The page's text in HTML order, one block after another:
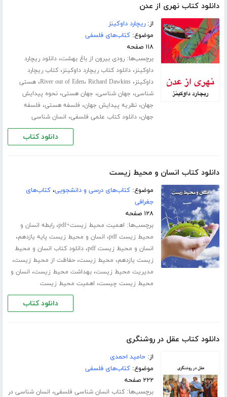
دانلود کتاب نهری از عدن
از:ریچارد داوکینز
موضوع:کتاب‌های فلسفی
۱۱۸ صفحه
برچسب‌ها:رودی بیرون از باغ بهشت،دانلود ریچارد
داوکینز،دانلود کتاب ریچارد داوکینز،کتاب ریچارد
داوکینز، River out of Eden، Richard Dawkins ،هستی
شناسی، جهان شناسی، جهان هستی،نحوه پیدایش
جهان،نظریه پیدایش جهان، فلسفه هستی، فلسفه
جهان،دانلود کتاب علمی فلسفی، انسان شناسی
دانلود کتاب
دانلود کتاب انسان و محیط زیست
موضوع:کتاب‌های درسی و دانشجویی،کتاب‌های
جغرافی
۱۲۸ صفحه
برچسب‌ها: اهمیت محیط زیست+pdf ،رابطه انسان و
محیط زیست pdf
، انسان و محیط زیست پایه یازدهم،
انسان و محیط زیست pdf ،دانلود کتاب انسان و محیط
زیست یازدهم، محیط زیست،حفاظت از محیط زیست،
مدیریت محیط زیست،بهداشت محیط زیست، انسان و
محیط زیست چیست، اهمیت محیط زیست
دانلود کتاب
دانلود کتاب عقل در روشنگری
از:حامید احمدی
موضوع:کتاب‌های فلسفی
۲۲۲ صفحه
برچسب‌ها:کتاب انسان شناسی فلسفی، انسان شناسی در